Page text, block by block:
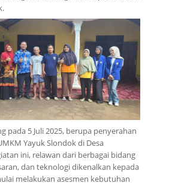
pada 5 Juli 2025, berupa penyerahan
Yayuk Slondok di Desa
ini, relawan dari berbagai bidang
dan teknologi dikenalkan kepada
melakukan asesmen kebutuhan